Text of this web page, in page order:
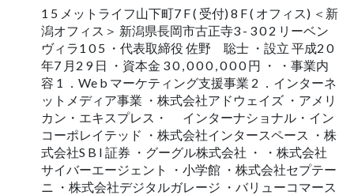
1 5 メットライフ山下町7 F ( 受付) 8 F ( オフィス) ＜新
潟オフィス＞ 新潟県長岡市古正寺3 - 3 0 2 リーベン
ヴィラ1 0 5 ・代表取締役 佐野 聡士 ・設立 平成2 0
年7 月2 9 日 ・資本金 3 0 , 0 0 0 , 0 0 0 円 ・ ・事業内
容 1 ．We b マーケティング支援事業 2 ．インターネ
ットメディア事業 ・株式会社アドウェイズ ・アメリ
カン・エキスプレス・ インターナショナル・イン
コーポレイテッド ・株式会社インタースペース ・株
式会社S B I 証券 ・グーグル株式会社 ・ ・株式会社
サイバーエージェント ・小学館 ・株式会社セプテー
ニ ・株式会社デジタルガレージ ・バリューコマース